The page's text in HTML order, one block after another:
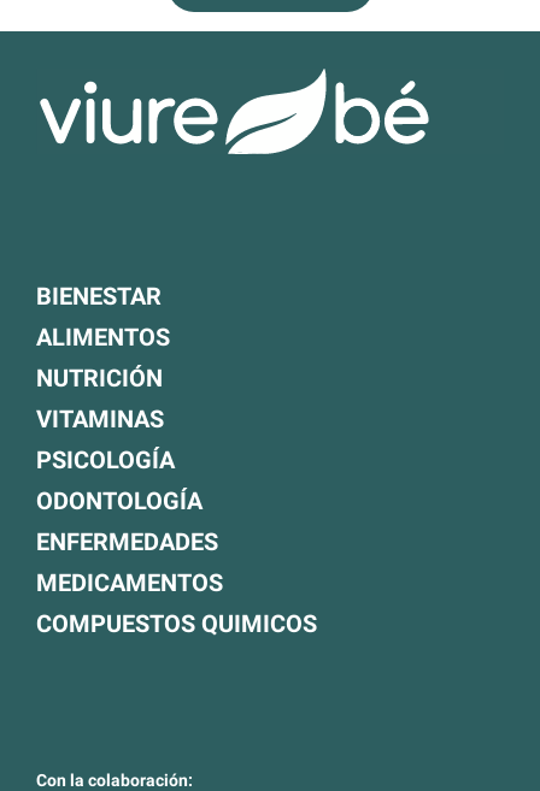
BIENESTAR
ALIMENTOS
NUTRICIÓN
VITAMINAS
PSICOLOGÍA
ODONTOLOGÍA
ENFERMEDADES
MEDICAMENTOS
COMPUESTOS QUIMICOS
Con la colaboración: